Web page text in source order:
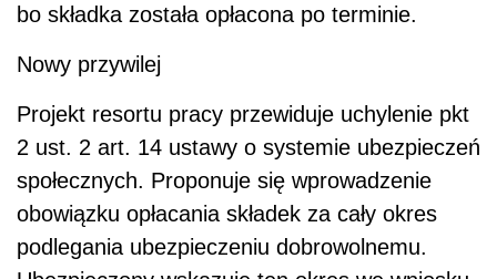
bo składka została opłacona po terminie.
Nowy przywilej
Projekt resortu pracy przewiduje uchylenie pkt
2 ust. 2 art. 14 ustawy o systemie ubezpieczeń
społecznych. Proponuje się wprowadzenie
obowiązku opłacania składek za cały okres
podlegania ubezpieczeniu dobrowolnemu.